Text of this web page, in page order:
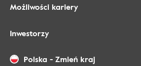
Możliwości kariery
Inwestorzy
Polska - Zmień kraj